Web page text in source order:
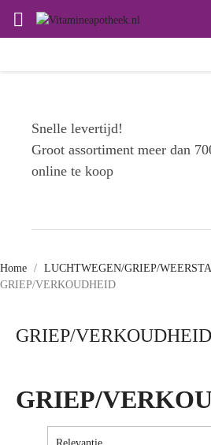

Snelle levertijd!
Groot assortiment meer dan
online te koop
Home
LUCHTWEGEN/GRIEP/
GRIEP/VERKOUDHEID
GRIEP/VERKOUDHEID
GRIEP/